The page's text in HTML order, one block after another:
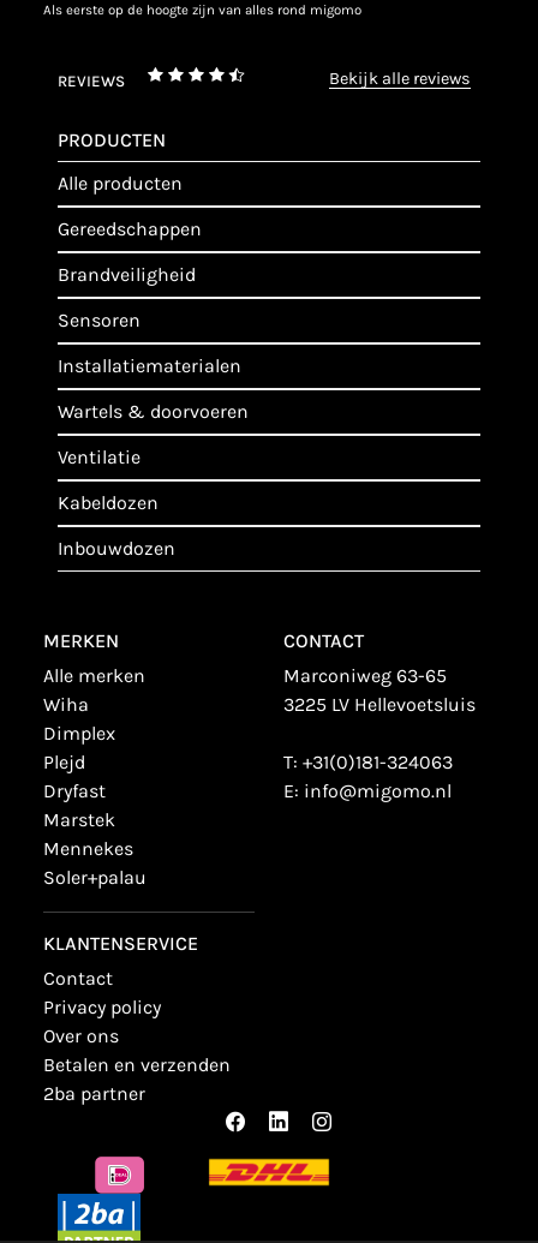
als eerste op de hoogte zijn van alles rond migomo
REVIEWS bekijk alle reviews
PRODUCTEN
alle producten
gereedschappen
brandveiligheid
sensoren
installatiematerialen
wartels & doorvoeren
ventilatie
kabeldozen
inbouwdozen
MERKEN
alle merken
wiha
dimplex
plejd
dryfast
marstek
mennekes
soler+palau
KLANTENSERVICE
contact
privacy policy
over ons
betalen en verzenden
2ba partner
CONTACT
Marconiweg 63-65
3225 LV Hellevoetsluis
T: +31(0)181-324063
E: info@migomo.nl